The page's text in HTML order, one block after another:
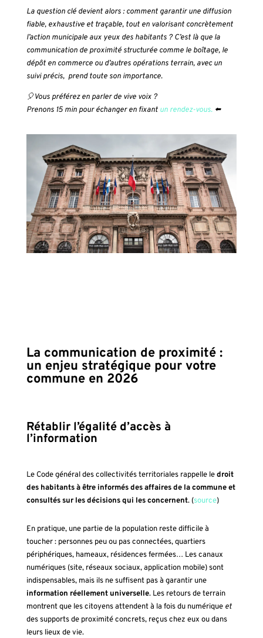
La question clé devient alors : comment garantir une diffusion
fiable, exhaustive et traçable, tout en valorisant concrètement
l’action municipale aux yeux des habitants ? C’est là que la
communication de proximité structurée comme le boîtage, le
dépôt en commerce ou d’autres opérations terrain, avec un
suivi précis, prend toute son importance.
🎈Vous préférez en parler de vive voix ?
Prenons 15 min pour échanger en fixant un rendez-vous.⬅️
La communication de proximité :
un enjeu stratégique pour votre
commune en 2026
Rétablir l’égalité d’accès à
l’information
Le Code général des collectivités territoriales rappelle ledroit
des habitants à être informés des affaires de la commune et
consultés sur les décisions qui les concernent. (source)
En pratique, une partie de la population reste difficile à
toucher : personnes peu ou pas connectées, quartiers
périphériques, hameaux, résidences fermées… Les canaux
numériques (site, réseaux sociaux, application mobile) sont
indispensables, mais ils ne suffisent pas à garantir une
information réellement universelle. Les retours de terrain
montrent que les citoyens attendent à la fois du numérique et
des supports de proximité concrets, reçus chez eux ou dans
leurs lieux de vie.